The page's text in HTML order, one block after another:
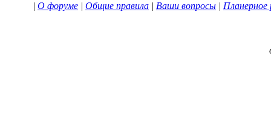
| О форуме | Общие правила | Ваши вопросы | Планерное